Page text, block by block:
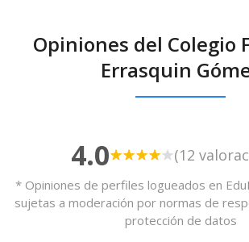
Opiniones del Colegio
Errasquin
4.0 (12
* Opiniones de perfiles logueados en
sujetas a moderación por normas de
protección de datos